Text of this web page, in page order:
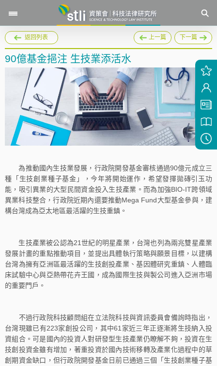
返回列表 上一篇 下一篇
90億基金挹注 生技業添活水
為推動國內生技業發展，行政院開發基金審核通過90億元成立三
種「生技創業種子基金」，今年將開始運作，希望發揮拋磚引玉功
能，吸引異業的大型民間資金投入生技產業。而為加強BIO-IT跨領域
異業科技整合，行政院近期內還要推動Mega Fund大型基金參與，建
構台灣成為亞太地區最活躍的生技重鎮。
生技產業被公認為21世紀的明星產業，台灣也列為兩兆雙星產業
發展計畫的重點推動項目，並提出具體執行策略與願景目標，以建構
台灣為擁有亞洲區最活躍的生技創投產業、基因體研究重鎮、人體臨
床試驗中心與亞熱帶花卉王國，成為國際生技與製公司進入亞洲市場
的重要門戶。
不過行政院科技顧問組在立法院科技與資訊委員會備詢時指出，
台灣現雖已有223家創投公司，其中61家近三年正逐漸將生技納入投
資組合。可是國內的投資人對研發型生技產業仍瞭解不夠，投資在生
技創投資金雖有增加，著重投資於國內技術移轉及產業化過程中的草
創期資金缺口，但行政院開發基金日前已通過三個「生技創業種子基